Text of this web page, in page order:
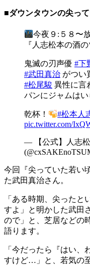
■ダウンタウンの尖っ
今夜９:５８〜
『人志松本の酒
鬼滅の刃声優 #下
#武田真治 がつい
#松尾駿 異性に言
パンにジャムはい
乾杯！ #松本人
pic.twitter.com/
— 【公式】人志
今回『尖っていた若い
た武田真治さん。
「ある時期、尖った
すよ」と明かした武田
ので」と、芝居などの
語ります。
「今だったら『はい
すけど…」と、若気の